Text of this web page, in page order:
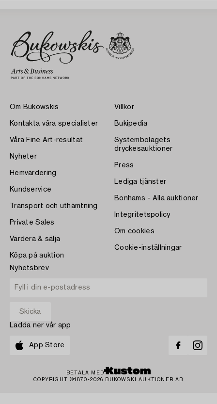
Om Bukowskis
Kontakta våra specialister
Våra Fine Art-resultat
Nyheter
Hemvärdering
Kundservice
Transport och uthämtning
Private Sales
Värdera & sälja
Köpa på auktion
Villkor
Bukipedia
Systembolagets
dryckesauktioner
Press
Lediga tjänster
Bonhams - Alla auktioner
Integritetspolicy
Om cookies
Cookie-inställningar
Nyhetsbrev
Ladda ner vår app
App Store
BETALA MED
COPYRIGHT ©1870-2026 BUKOWSKI AUKTIONER AB